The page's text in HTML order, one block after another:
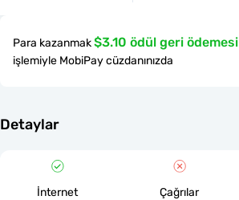
Para kazanmak$3.10 ödül geri ödemesi
işlemiyle MobiPay cüzdanınızda
Detaylar
İnternet Çağrılar